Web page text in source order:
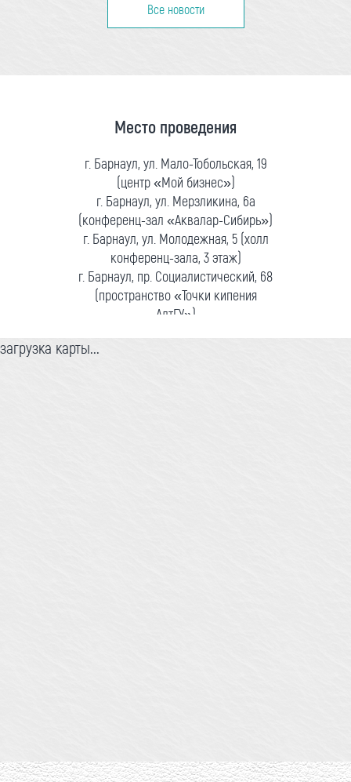
Все новости
Место проведения
г. Барнаул, ул. Мало-Тобольская, 19
(центр «Мой бизнес»)
г. Барнаул, ул. Мерзликина, 6а
(конференц-зал «Аквалар-Сибирь»)
г. Барнаул, ул. Молодежная, 5 (холл
конференц-зала, 3 этаж)
г. Барнаул, пр. Социалистический, 68
(пространство «Точки кипения
АлтГУ»)
загрузка карты...